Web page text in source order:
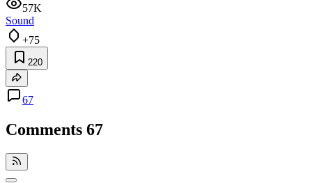
57K
Sound
+75
220
67
Comments 67